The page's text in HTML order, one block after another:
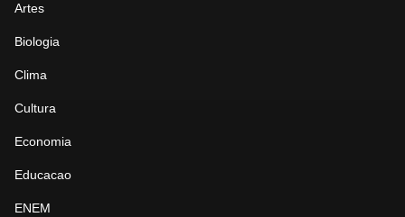
Artes
Biologia
Clima
Cultura
Economia
Educacao
ENEM